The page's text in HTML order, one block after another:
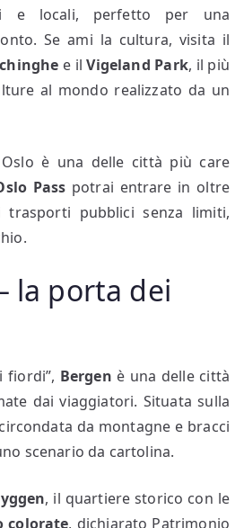
e locali, perfetto per una
Se ami la cultura, visita il
e ilVigeland Park, il più
al mondo realizzato da un
Oslo è una delle città più care
Pass potrai entrare in oltre
pubblici senza limiti,
la porta dei
fiordi”, Bergen è una delle città
dai viaggiatori. Situata sulla
da montagne e bracci
scenario da cartolina.
, il quartiere storico con le
colorate, dichiarato Patrimonio